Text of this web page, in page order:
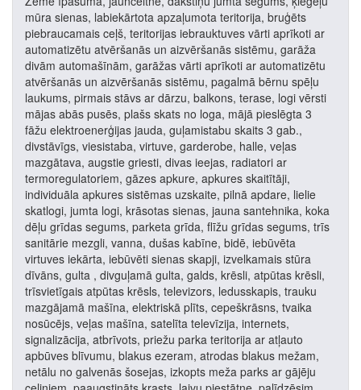
mūra sienas, labiekārtota apzaļumota teritorija, bruģēts
piebraucamais ceļš, teritorijas iebrauktuves vārti aprīkoti ar
automatizētu atvēršanās un aizvēršanās sistēmu, garāža
divām automašīnām, garāžas vārti aprīkoti ar automatizētu
atvēršanās un aizvēršanās sistēmu, pagalmā bērnu spēļu
laukums, pirmais stāvs ar dārzu, balkons, terase, logi vērsti
mājas abās pusēs, plašs skats no loga, mājā pieslēgta 3
fāžu elektroenerģijas jauda, guļamistabu skaits 3 gab.,
divstāvīgs, viesistaba, virtuve, garderobe, halle, veļas
mazgātava, augstie griesti, divas ieejas, radiatori ar
termoregulatoriem, gāzes apkure, apkures skaitītāji,
individuāla apkures sistēmas uzskaite, pilnā apdare, lielie
skatlogi, jumta logi, krāsotas sienas, jauna santehnika, koka
dēļu grīdas segums, parketa grīda, flīžu grīdas segums, trīs
sanitārie mezgli, vanna, dušas kabīne, bidē, iebūvēta
virtuves iekārta, iebūvēti sienas skapji, izvelkamais stūra
dīvāns, gulta , divguļamā gulta, galds, krēsli, atpūtas krēsli,
trīsvietīgais atpūtas krēsls, televizors, ledusskapis, trauku
mazgājamā mašīna, elektriskā plīts, cepeškrāsns, tvaika
nosūcējs, veļas mašīna, satelīta televīzija, internets,
signalizācija, atbrīvots, priežu parka teritorija ar atļauto
apbūves blīvumu, blakus ezeram, atrodas blakus mežam,
netālu no galvenās šosejas, izkopts meža parks ar gājēju